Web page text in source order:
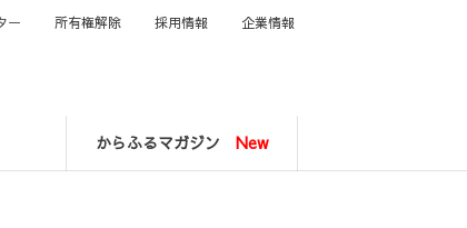
からふるマガジン New
ー 所有権解除 採用情報 企業情報